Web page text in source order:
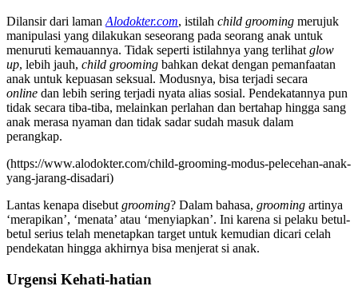
Dilansir dari laman Alodokter.com, istilah child grooming merujuk
manipulasi yang dilakukan seseorang pada seorang anak untuk
menuruti kemauannya. Tidak seperti istilahnya yang terlihat glow
up, lebih jauh, child grooming bahkan dekat dengan pemanfaatan
anak untuk kepuasan seksual. Modusnya, bisa terjadi secara
online dan lebih sering terjadi nyata alias sosial. Pendekatannya pun
tidak secara tiba-tiba, melainkan perlahan dan bertahap hingga sang
anak merasa nyaman dan tidak sadar sudah masuk dalam
perangkap.
(https://www.alodokter.com/child-grooming-modus-pelecehan-anak-
yang-jarang-disadari)
Lantas kenapa disebut grooming? Dalam bahasa, grooming artinya
‘merapikan’, ‘menata’ atau ‘menyiapkan’. Ini karena si pelaku betul-
betul serius telah menetapkan target untuk kemudian dicari celah
pendekatan hingga akhirnya bisa menjerat si anak.
Urgensi Kehati-hatian